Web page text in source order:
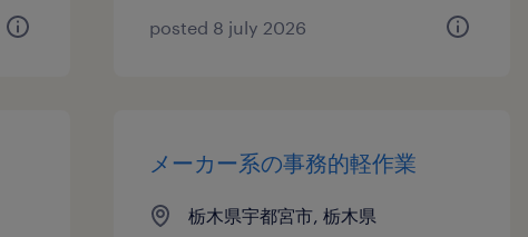
posted 8 july 2026
メーカー系の事務的軽作業
栃木県宇都宮市, 栃木県